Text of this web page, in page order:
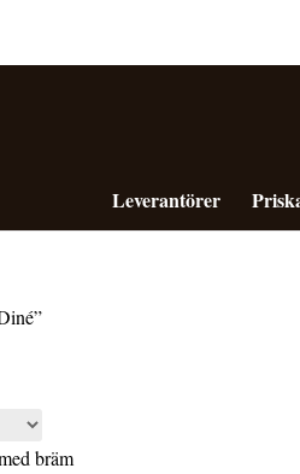
Leverantörer